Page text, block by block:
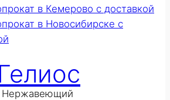
в Кемерово с доставкой
в Новосибирске с
Гелиос
Нержавеющий